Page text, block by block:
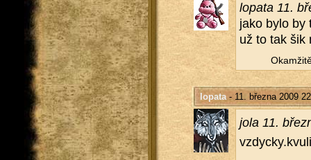
lo­pa­ta 11.
jako bylo by
už to tak šik
lopata- 11. března 2009
jola 11.